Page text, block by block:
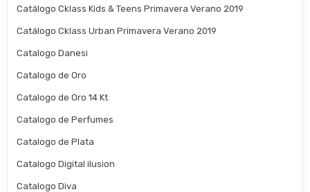
Catálogo Cklass Kids & Teens Primavera Verano 2019
Catálogo Cklass Urban Primavera Verano 2019
Catalogo Danesi
Catalogo de Oro
Catalogo de Oro 14 Kt
Catalogo de Perfumes
Catalogo de Plata
Catalogo Digital ilusion
Catalogo Diva